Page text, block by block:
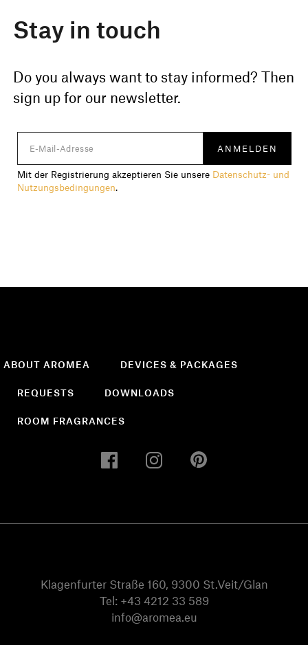
Stay in touch
Do you always want to stay informed? Then
sign up for our newsletter.
Mit der Registrierung akzeptieren Sie unsere Datenschutz- und
Nutzungsbedingungen.
ABOUT AROMEA DEVICES & PACKAGES
REQUESTS DOWNLOADS
ROOM FRAGRANCES
Klagenfurter Straße 160, 9300 St.Veit/Glan
Tel: +43 4212 33 589
info@aromea.eu